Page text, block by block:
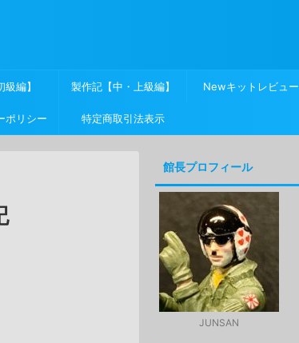
編】 製作記【中・上級編】 Newキットレビュー
ポリシー 特定商取引法表示
館長プロフィール
JUNSAN